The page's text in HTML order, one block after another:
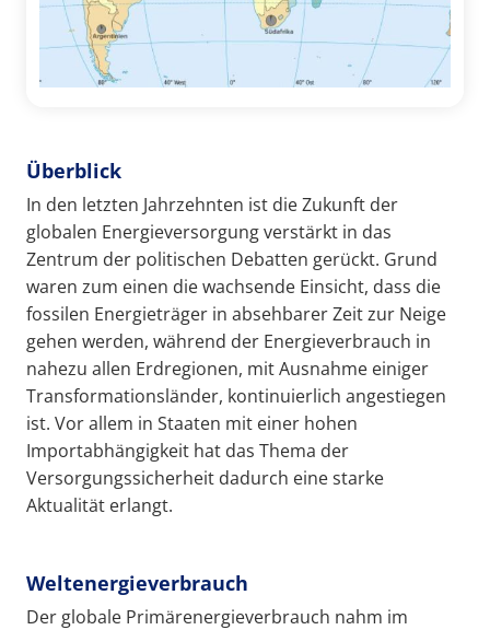
Überblick
In den letzten Jahrzehnten ist die Zukunft der
globalen Energieversorgung verstärkt in das
Zentrum der politischen Debatten gerückt. Grund
waren zum einen die wachsende Einsicht, dass die
fossilen Energieträger in absehbarer Zeit zur Neige
gehen werden, während der Energieverbrauch in
nahezu allen Erdregionen, mit Ausnahme einiger
Transformationsländer, kontinuierlich angestiegen
ist. Vor allem in Staaten mit einer hohen
Importabhängigkeit hat das Thema der
Versorgungssicherheit dadurch eine starke
Aktualität erlangt.
Weltenergieverbrauch
Der globale Primärenergieverbrauch nahm im